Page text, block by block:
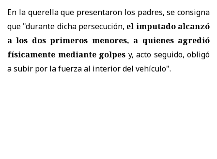
En la querella que presentaron los padres, se consigna
que "durante dicha persecución, el imputado alcanzó
a los dos primeros menores, a quienes agredió
físicamente mediante golpes y, acto seguido, obligó
a subir por la fuerza al interior del vehículo".